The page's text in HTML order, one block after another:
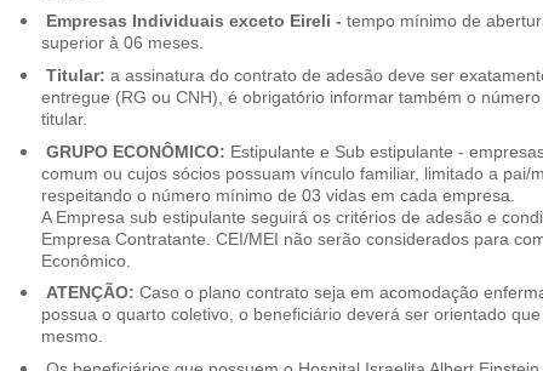
Empresas Individuais exceto Eireli - tempo mínimo de
superior à 06 meses.
Titular: a assinatura do contrato de adesão deve ser
entregue (RG ou CNH), é obrigatório informar também o
titular.
GRUPO ECONÔMICO: Estipulante e Sub estipulante -
comum ou cujos sócios possuam vínculo familiar, limitado a pai/
respeitando o número mínimo de 03 vidas em cada empresa.
A Empresa sub estipulante seguirá os critérios de adesão e
Empresa Contratante. CEI/MEI não serão considerados para
Econômico.
ATENÇÃO: Caso o plano contrato seja em acomodação
possua o quarto coletivo, o beneficiário deverá ser orientado
mesmo.